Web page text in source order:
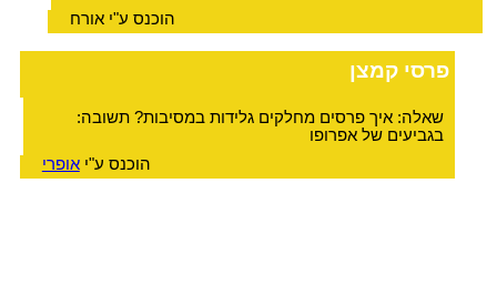
הוכנס ע"י אורח
פרסי קמצן
שאלה: איך פרסים מחלקים גלידות במסיבות? תשובה:
בגביעים של אפרופו
הוכנס ע"יאופרי